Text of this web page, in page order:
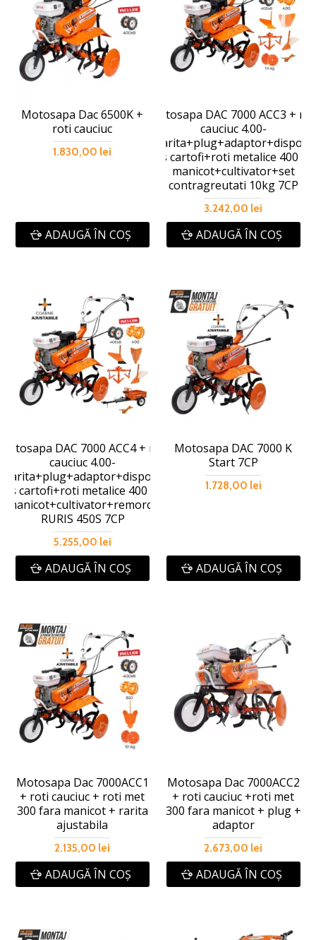
Motosapa Dac 6500K +
roti cauciuc
1.830,00 lei
ADAUGĂ ÎN COŞ
Motosapa DAC 7000 ACC3 +
cauciuc 4.00-
scos cartofi+roti metalice 400
manicot+cultivator+set
contragreutati 10kg 7CP
3.242,00 lei
ADAUGĂ ÎN COŞ
DAC 7000 ACC4 + roti
cauciuc 4.00-
cartofi+roti metalice 400 fara
manicot+cultivator+remorca
RURIS 450S 7CP
5.255,00 lei
ADAUGĂ ÎN COŞ
Motosapa DAC 7000 K
Start 7CP
1.728,00 lei
ADAUGĂ ÎN COŞ
Motosapa Dac 7000ACC1
+ roti cauciuc + roti met
300 fara manicot + rarita
ajustabila
2.135,00 lei
ADAUGĂ ÎN COŞ
Motosapa Dac 7000ACC2
+ roti cauciuc +roti met
300 fara manicot + plug +
adaptor
2.673,00 lei
ADAUGĂ ÎN COŞ